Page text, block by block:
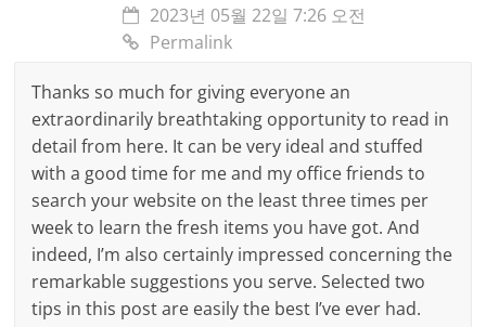
2023년 05월 22일 7:26 오전
Permalink
Thanks so much for giving everyone an
extraordinarily breathtaking opportunity to read in
detail from here. It can be very ideal and stuffed
with a good time for me and my office friends to
search your website on the least three times per
week to learn the fresh items you have got. And
indeed, I’m also certainly impressed concerning the
remarkable suggestions you serve. Selected two
tips in this post are easily the best I’ve ever had.